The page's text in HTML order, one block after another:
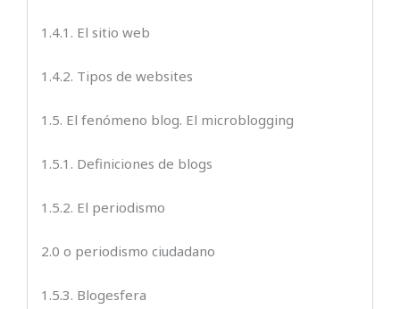
1.4.1. El sitio web
1.4.2. Tipos de websites
1.5. El fenómeno blog. El microblogging
1.5.1. Definiciones de blogs
1.5.2. El periodismo
2.0 o periodismo ciudadano
1.5.3. Blogesfera